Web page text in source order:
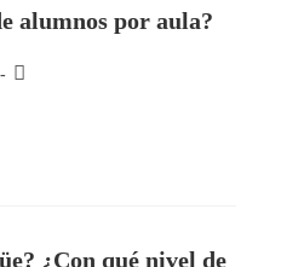
alumnos por aula?
¿Con qué nivel de